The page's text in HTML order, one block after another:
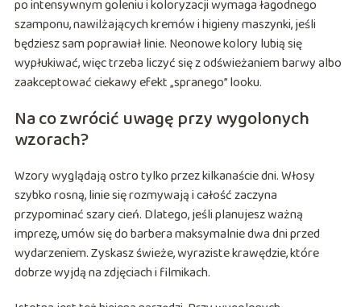
po intensywnym goleniu i koloryzacji wymaga łagodnego
szamponu, nawilżających kremów i higieny maszynki, jeśli
będziesz sam poprawiał linie. Neonowe kolory lubią się
wypłukiwać, więc trzeba liczyć się z odświeżaniem barwy albo
zaakceptować ciekawy efekt „spranego” looku.
Na co zwrócić uwagę przy wygolonych
wzorach?
Wzory wyglądają ostro tylko przez kilkanaście dni. Włosy
szybko rosną, linie się rozmywają i całość zaczyna
przypominać szary cień. Dlatego, jeśli planujesz ważną
imprezę, umów się do barbera maksymalnie dwa dni przed
wydarzeniem. Zyskasz świeże, wyraziste krawędzie, które
dobrze wyjdą na zdjęciach i filmikach.